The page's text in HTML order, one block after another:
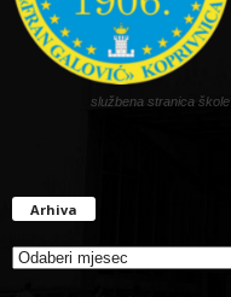
službena stranica škole
Arhiva